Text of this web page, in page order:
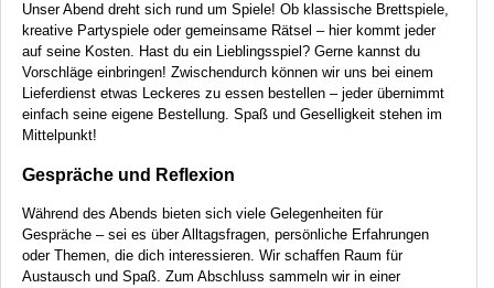
Unser Abend dreht sich rund um Spiele! Ob klassische Brettspiele,
kreative Partyspiele oder gemeinsame Rätsel – hier kommt jeder
auf seine Kosten. Hast du ein Lieblingsspiel? Gerne kannst du
Vorschläge einbringen! Zwischendurch können wir uns bei einem
Lieferdienst etwas Leckeres zu essen bestellen – jeder übernimmt
einfach seine eigene Bestellung. Spaß und Geselligkeit stehen im
Mittelpunkt!
Gespräche und Reflexion
Während des Abends bieten sich viele Gelegenheiten für
Gespräche – sei es über Alltagsfragen, persönliche Erfahrungen
oder Themen, die dich interessieren. Wir schaffen Raum für
Austausch und Spaß. Zum Abschluss sammeln wir in einer